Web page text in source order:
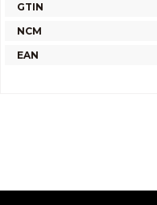
GTIN
NCM
EAN